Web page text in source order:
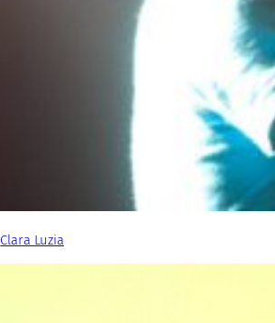
Clara Luzia